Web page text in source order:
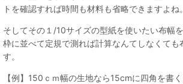
トを確認すれば時間も材料も省略できますよね。
そしてその１/10サイズの型紙を使いたい布幅
枠に並べて定規で測れば計算なんてしなくても
す。
【例】150ｃｍ幅の生地なら15cmに四角を書